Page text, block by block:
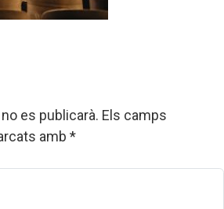
es publicarà. Els camps
amb *